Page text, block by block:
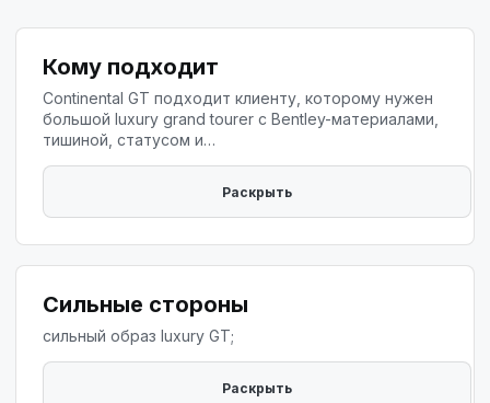
Кому подходит
Continental GT подходит клиенту, которому нужен
большой luxury grand tourer с Bentley-материалами,
тишиной, статусом и…
Сильные стороны
сильный образ luxury GT;